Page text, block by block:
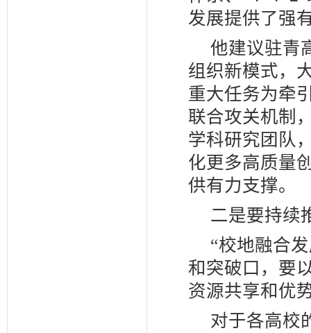
发展提供了强
他建议驻青
组织新模式，
重大任务为牵
联合攻关机制
学科研究团队
化更多高质量
供有力支撑。
二是要持续
“校地融合
和突破口，要
资源共享和优
对于各高校